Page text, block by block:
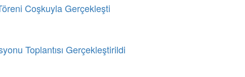
Coşkuyla Gerçekleşti
Toplantısı Gerçekleştirildi